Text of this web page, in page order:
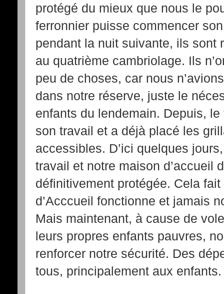
protégé du mieux que nous le
ferronnier puisse commencer
pendant la nuit suivante, ils sont
au quatrième cambriolage. Ils
peu de choses, car nous
dans notre réserve, juste le
enfants du lendemain. Depuis,
son travail et a déjà placé les
accessibles. D’ici quelques
travail et notre maison d’accueil
définitivement protégée. Cela
d’Acccueil fonctionne et jamais
Mais maintenant, à cause de
leurs propres enfants pauvres,
renforcer notre sécurité. Des
tous, principalement aux enfants.